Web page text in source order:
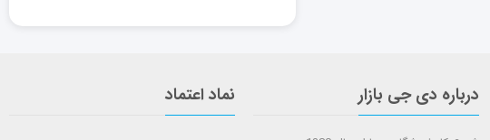
درباره دی جی بازار نماد اعتماد